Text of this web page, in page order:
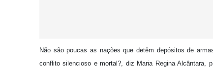
Não são poucas as nações que detêm depósitos de
conflito silencioso e mortal?, diz Maria Regina Alcântara,